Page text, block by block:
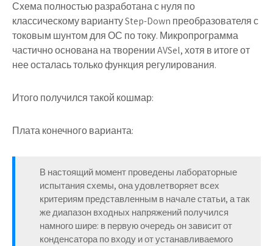
Схема полностью разработана с нуля по
классическому варианту Step-Down преобразователя с
токовым шунтом для ОС по току. Микропрограмма
частично основана на творении AVSel, хотя в итоге от
нее осталась только функция регулирования.
Итого получился такой кошмар:
Плата конечного варианта:
В настоящий момент проведены лабораторные
испытания схемы, она удовлетворяет всех
критериям представленным в начале статьи, а так
же диапазон входных напряжений получился
намного шире: в первую очередь он зависит от
конденсатора по входу и от устанавливаемого